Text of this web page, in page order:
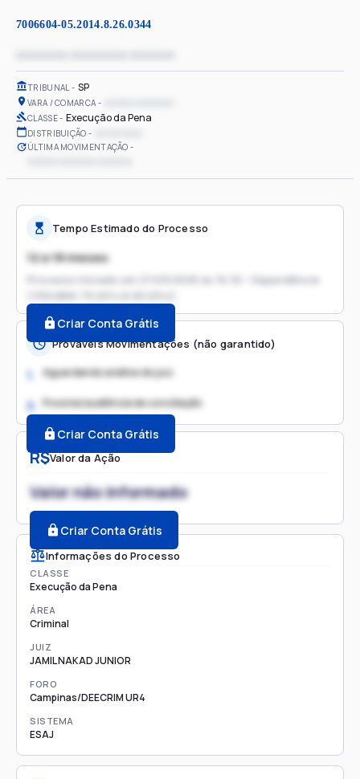
7006604-05.2014.8.26.0344
TRIBUNAL SP
VARA / COMARCA
CLASSE Execução da Pena
DISTRIBUIÇÃO
ÚLTIMA MOVIMENTAÇÃO
R$Valor da Ação
Valor não informado
Criar Conta Grátis
Informações do Processo
CLASSE
Execução da Pena
ÁREA
Criminal
JUIZ
JAMIL NAKAD JUNIOR
FORO
Campinas/DEECRIM UR4
SISTEMA
ESAJ
Tempo Estimado do Processo
12 a 18 meses
Processo iniciado em
27/03/2026 às 16:32 - Dependência
(7004866-79.2014.8.26.0344)
Criar Conta Grátis
Prováveis Movimentações (não garantido)
1. Aguardando análise do juiz
2. Possível audiência de conciliação
Criar Conta Grátis